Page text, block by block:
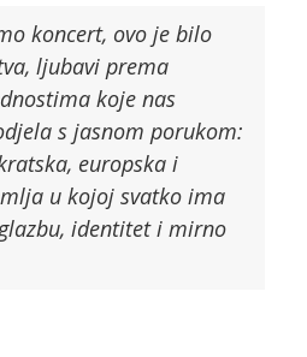
koncert, ovo je bilo
ljubavi prema
koje nas
s jasnom porukom:
europska i
u kojoj svatko ima
identitet i mirno